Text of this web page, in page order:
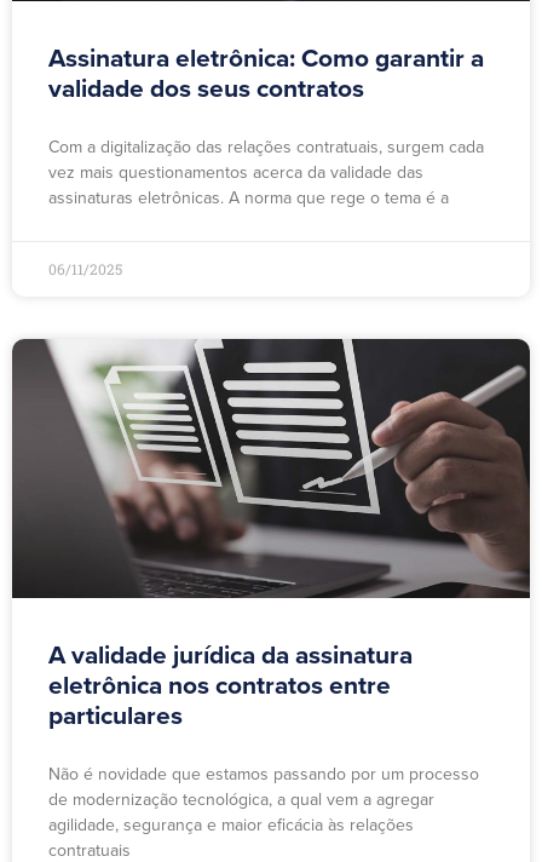
Assinatura eletrônica: Como garantir a
validade dos seus contratos
Com a digitalização das relações contratuais, surgem cada
vez mais questionamentos acerca da validade das
assinaturas eletrônicas. A norma que rege o tema é a
06/11/2025
A validade jurídica da assinatura
eletrônica nos contratos entre
particulares
Não é novidade que estamos passando por um processo
de modernização tecnológica, a qual vem a agregar
agilidade, segurança e maior eficácia às relações
contratuais